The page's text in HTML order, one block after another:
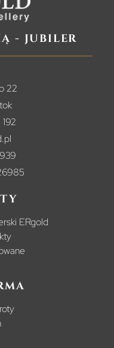
- jubiler
22
ERgold